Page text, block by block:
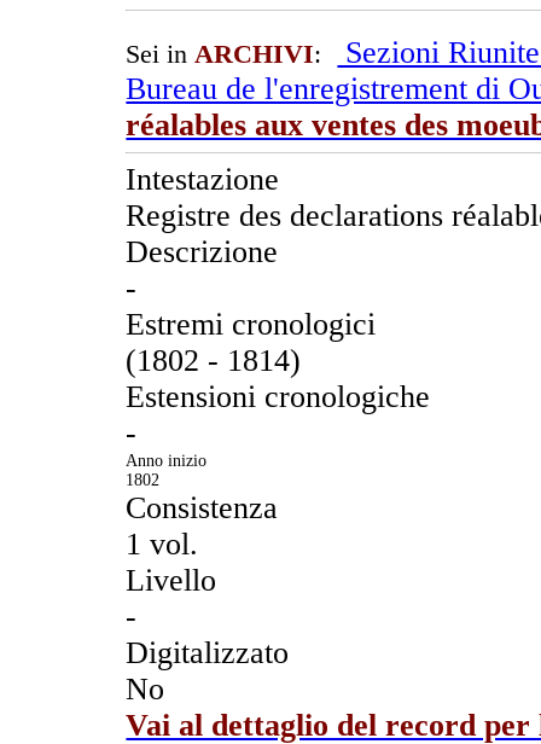
Sei inARCHIVI:
Sezioni
Bureau de l'enregistrement di
réalables aux ventes des
Intestazione
Registre des declarations
Descrizione
-
Estremi cronologici
(1802 - 1814)
Estensioni cronologiche
-
Anno inizio
1802
Consistenza
1 vol.
Livello
-
Digitalizzato
No
Vai al dettaglio del record per